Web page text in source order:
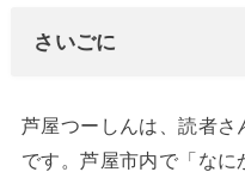
さいごに
芦屋つーしんは、読者
です。芦屋市内で「な